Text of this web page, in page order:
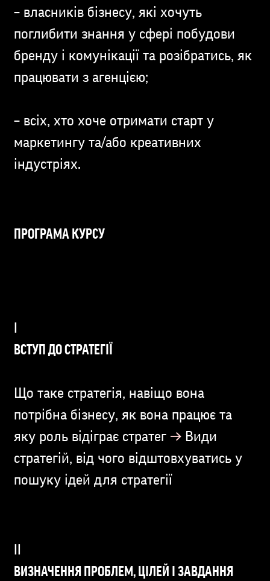
– власників бізнесу, які хочуть
поглибити знання у сфері побудови
бренду і комунікації та розібратись, як
працювати з агенцією;
– всіх, хто хоче отримати старт у
маркетингу та/або креативних
індустріях.
ПРОГРАМА КУРСУ
ВСТУП ДО СТРАТЕГІЇ
Що таке стратегія, навіщо вона
потрібна бізнесу, як вона працює та
яку роль відіграє стратег →Види
стратегій, від чого відштовхуватись у
пошуку ідей для стратегії
ВИЗНАЧЕННЯ ПРОБЛЕМ, ЦІЛЕЙ І ЗАВДАННЯ